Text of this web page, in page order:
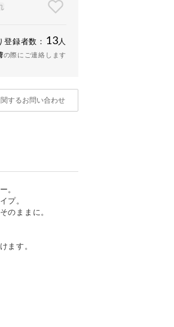
登録者数： 13 人
の際にご連絡します
するお問い合わせ
。
プ。
のままに。
ます。